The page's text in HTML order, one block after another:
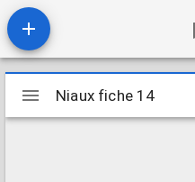
Mirador
viewer
Niaux fiche 14
Niaux fiche 14